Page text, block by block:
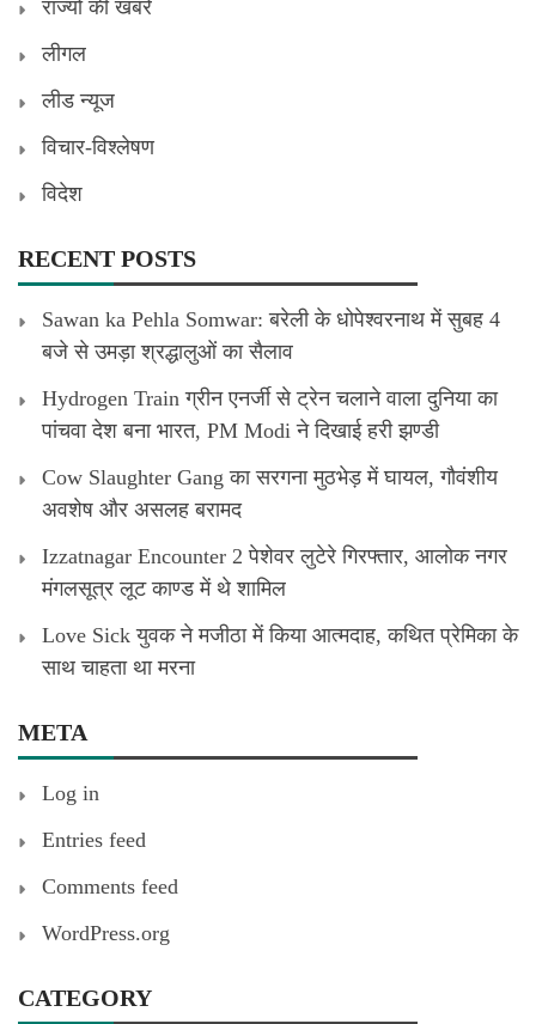
राज्यों की खबरें
लीगल
लीड न्यूज
विचार-विश्लेषण
विदेश
RECENT POSTS
Sawan ka Pehla Somwar: बरेली के धोपेश्वरनाथ में सुबह 4
बजे से उमड़ा श्रद्धालुओं का सैलाव
Hydrogen Train ग्रीन एनर्जी से ट्रेन चलाने वाला दुनिया का
पांचवा देश बना भारत, PM Modi ने दिखाई हरी झण्डी
Cow Slaughter Gang का सरगना मुठभेड़ में घायल, गौवंशीय
अवशेष और असलह बरामद
Izzatnagar Encounter 2 पेशेवर लुटेरे गिरफ्तार, आलोक नगर
मंगलसूत्र लूट काण्‍ड में थे शामिल
Love Sick युवक ने मजीठा में किया आत्मदाह, कथित प्रेमिका के
साथ चाहता था मरना
META
Log in
Entries feed
Comments feed
WordPress.org
CATEGORY